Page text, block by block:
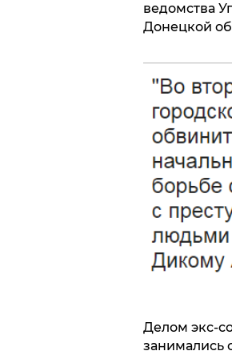
ведомства
Донецкой
Делом экс-
занимались